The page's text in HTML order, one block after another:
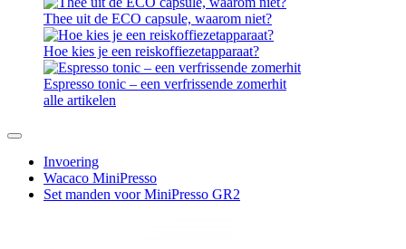
Thee uit de ECO capsule, waarom niet?
Hoe kies je een reiskoffiezetapparaat?
Espresso tonic – een verfrissende zomerhit
alle artikelen
Invoering
Wacaco MiniPresso
Set manden voor MiniPresso GR2